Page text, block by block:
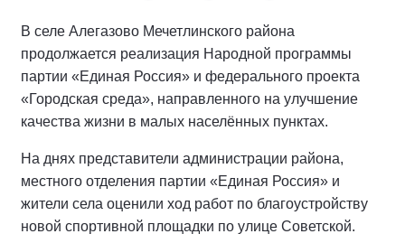
В селе Алегазово Мечетлинского района
продолжается реализация Народной программы
партии «Единая Россия» и федерального проекта
«Городская среда», направленного на улучшение
качества жизни в малых населённых пунктах.
На днях представители администрации района,
местного отделения партии «Единая Россия» и
жители села оценили ход работ по благоустройству
новой спортивной площадки по улице Советской.